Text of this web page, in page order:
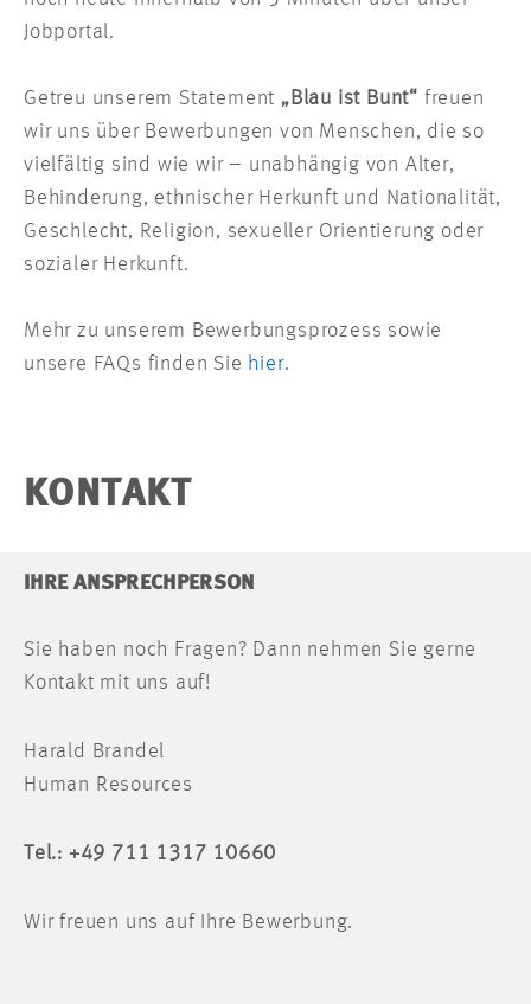
Jobportal.
Getreu unserem Statement „Blau ist Bunt“ freuen
wir uns über Bewerbungen von Menschen, die so
vielfältig sind wie wir – unabhängig von Alter,
Behinderung, ethnischer Herkunft und Nationalität,
Geschlecht, Religion, sexueller Orientierung oder
sozialer Herkunft.
Mehr zu unserem Bewerbungsprozess sowie
unsere FAQs finden Sie hier.
KONTAKT
IHRE ANSPRECHPERSON
Sie haben noch Fragen? Dann nehmen Sie gerne
Kontakt mit uns auf!
Harald Brandel
Human Resources
Tel.: +49 711 1317 10660
Wir freuen uns auf Ihre Bewerbung.